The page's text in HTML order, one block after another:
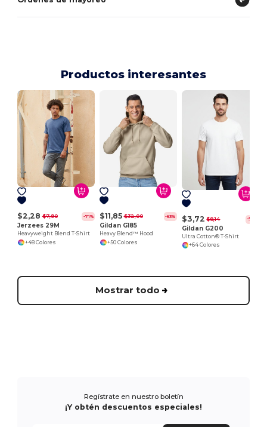
Productos interesantes
$2,28 $7,90 -71%
Jerzees 29M
Heavyweight Blend T-Shirt
+48 Colores
$11,85 $32,00 -63%
Gildan G185
Heavy Blend™ Hood
+50 Colores
$3,72 $8,14 -54%
Gildan G200
Ultra Cotton® T-Shirt
+64 Colores
Mostrar todo
Regístrate en nuestro boletín
¡Y obtén descuentos especiales!